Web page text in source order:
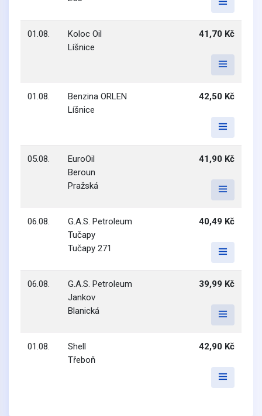
01.08.
Koloc Oil
Líšnice
41,70 Kč
01.08.
Benzina ORLEN
Líšnice
42,50 Kč
05.08.
EuroOil
Beroun
Pražská
41,90 Kč
06.08.
G.A.S. Petroleum
Tučapy
Tučapy 271
40,49 Kč
06.08.
G.A.S. Petroleum
Jankov
Blanická
39,99 Kč
01.08.
Shell
Třeboň
42,90 Kč